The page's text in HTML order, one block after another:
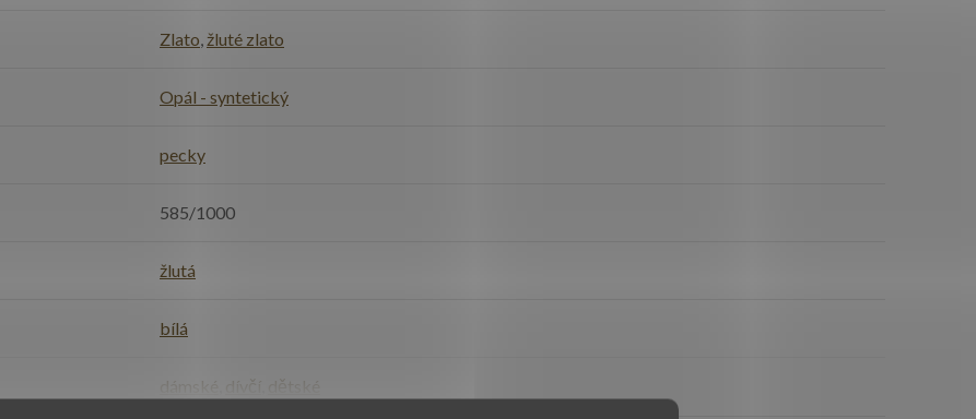
Zlato, žluté zlato
Opál - syntetický
pecky
585/1000
žlutá
bílá
dívčí dětské